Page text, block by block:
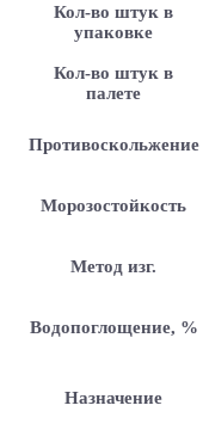
Кол-во штук в
упаковке
Кол-во штук в
палете
Противоскольжение
Морозостойкость
Метод изг.
Водопоглощение, %
Назначение